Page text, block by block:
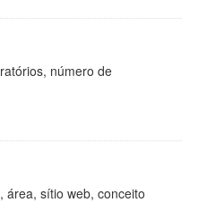
número de
área, sítio web, conceito